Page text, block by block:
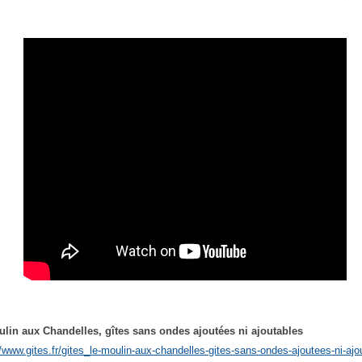
aux Chandelles, gîtes sans ondes ajoutées ni ajoutables
gites_le-moulin-aux-chandelles-gites-sans-ondes-ajoutees-ni-